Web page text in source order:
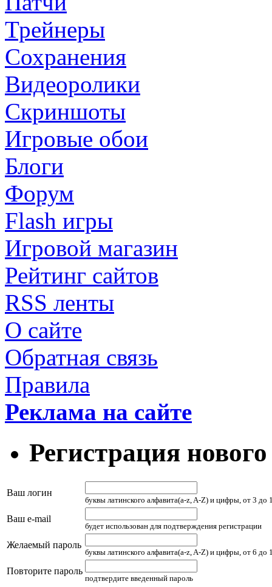
Трейнеры
Сохранения
Видеоролики
Скриншоты
Игровые обои
Блоги
Форум
Flash игры
Игровой магазин
Рейтинг сайтов
RSS ленты
О сайте
Обратная связь
Правила
Реклама на сайте
Регистрация
Ваш логин
буквы латинского алфавита(a-z, A-Z) и цифры, от 3 до
Ваш e-mail
будет использован для подтверждения регистрации
Желаемый пароль
буквы латинского алфавита(a-z, A-Z) и цифры, от 6 до
Повторите пароль
подтвердите введенный пароль